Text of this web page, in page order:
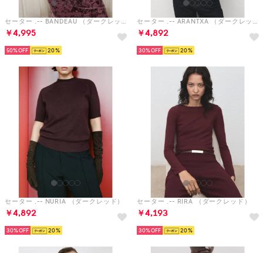
セーター .-- BANDEAU （ダークレッド）
￥4,995
50% 20
セーター .-- ARANTXA （ダークレッド）
￥4,892
30% 20
セーター .-- NURIA （ダークレッド）
￥4,892
30% 20
セーター .-- RIRA （ダークレッド）
￥4,193
30% 20